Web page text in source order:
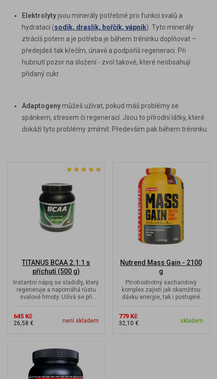
Elektrolytyjsou minerály potřebné pro funkci svalů a
hydrataci (sodík, draslík, hořčík, vápník). Tyto minerály
ztrácíš potem a je potřeba je během tréninku doplňovat –
předejdeš tak křečím, únavě a podpoříš regeneraci. Při
hubnutí pozor na složení - zvol takové, které neobsahují
přidaný cukr.
Adaptogenymůžeš užívat, pokud máš problémy se
spánkem, stresem či regenerací. Jsou to přírodní látky, které
dokáží tyto problémy zmírnit. Především pak během tréninku.
TITANUS BCAA 2:1:1 s
příchutí (500 g)
Instantní nápoj se sladidly, který
regeneruje a napomáhá růstu
svalové hmoty. Užívá se při
645 Kč
26,58 € není skladem
Nutrend Mass Gain - 2100
g
Plnohodnotný sacharidový
komplex zajistí jak okamžitou
dávku energie, tak i postupné
779 Kč
32,10 € skladem